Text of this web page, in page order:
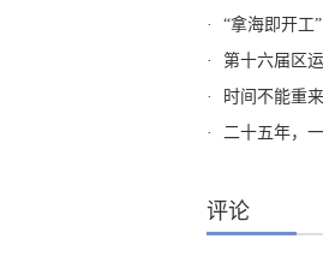
·
“拿海即开工
·
第十六届区
·
时间不能重来
·
二十五年，一座桥连通四海。
评论